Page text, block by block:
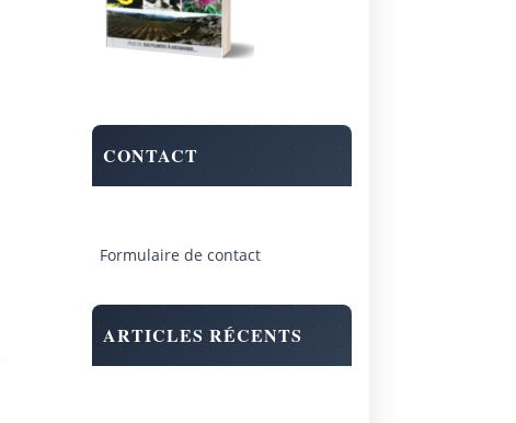
CONTACT
Formulaire de contact
ARTICLES RÉCENTS